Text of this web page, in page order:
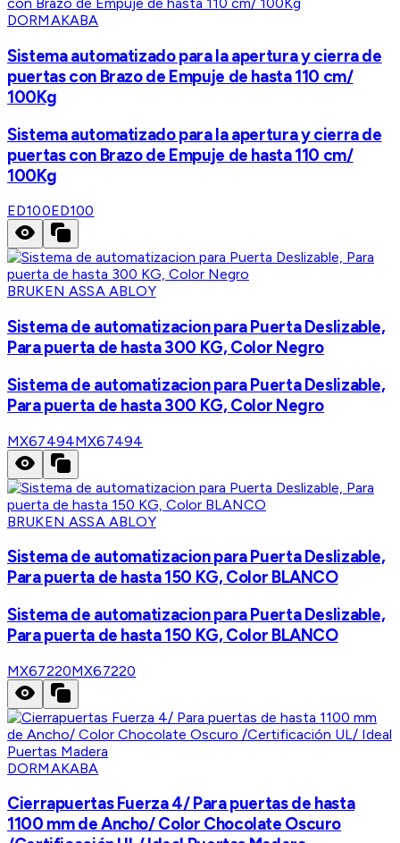
DORMAKABA
Sistema automatizado para la apertura y cierra de
puertas con Brazo de Empuje de hasta 110 cm/
100Kg
Sistema automatizado para la apertura y cierra de
puertas con Brazo de Empuje de hasta 110 cm/
100Kg
ED100ED100
BRUKEN ASSA ABLOY
Sistema de automatizacion para Puerta Deslizable,
Para puerta de hasta 300 KG, Color Negro
Sistema de automatizacion para Puerta Deslizable,
Para puerta de hasta 300 KG, Color Negro
MX67494MX67494
BRUKEN ASSA ABLOY
Sistema de automatizacion para Puerta Deslizable,
Para puerta de hasta 150 KG, Color BLANCO
Sistema de automatizacion para Puerta Deslizable,
Para puerta de hasta 150 KG, Color BLANCO
MX67220MX67220
DORMAKABA
Cierrapuertas Fuerza 4/ Para puertas de hasta
1100 mm de Ancho/ Color Chocolate Oscuro